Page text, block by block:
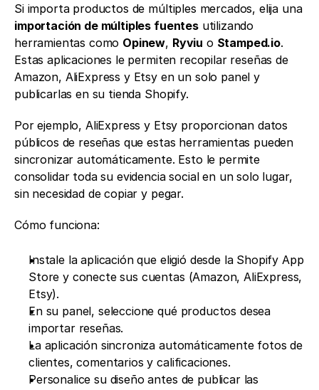
Si importa productos de múltiples mercados, elija una
importación de múltiples fuentes utilizando
herramientas como Opinew, Ryviu o Stamped.io.
Estas aplicaciones le permiten recopilar reseñas de
Amazon, AliExpress y Etsy en un solo panel y
publicarlas en su tienda Shopify.
Por ejemplo, AliExpress y Etsy proporcionan datos
públicos de reseñas que estas herramientas pueden
sincronizar automáticamente. Esto le permite
consolidar toda su evidencia social en un solo lugar,
sin necesidad de copiar y pegar.
Cómo funciona:
Instale la aplicación que eligió desde la Shopify App
Store y conecte sus cuentas (Amazon, AliExpress,
Etsy).
En su panel, seleccione qué productos desea
importar reseñas.
La aplicación sincroniza automáticamente fotos de
clientes, comentarios y calificaciones.
Personalice su diseño antes de publicar las